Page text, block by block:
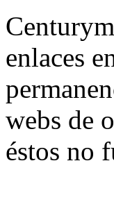
enlaces
webs de
éstos no